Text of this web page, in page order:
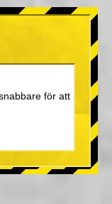
för att